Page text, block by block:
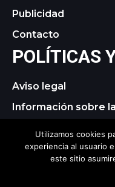
Publicidad
Contacto
POLÍTICAS
Aviso legal
Información sobre
© 2021 tagDiv. All
Utilizamos cookies
experiencia al usuario
este sitio